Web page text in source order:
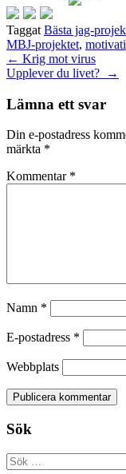
Taggat Bästa jag-
MBJ-projektet,
← Krig mot virus
Upplever du livet?
→
Lämna ett svar
Din e-postadress
märkta *
Kommentar *
Namn *
E-postadress *
Webbplats
Sök
Sök